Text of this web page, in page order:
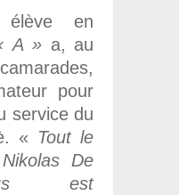
élève en
A » a, au
pour
service du
« Tout le
De
est